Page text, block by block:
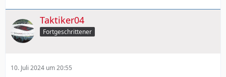
Taktiker04
Fortgeschrittener
10. Juli 2024 um 20:55